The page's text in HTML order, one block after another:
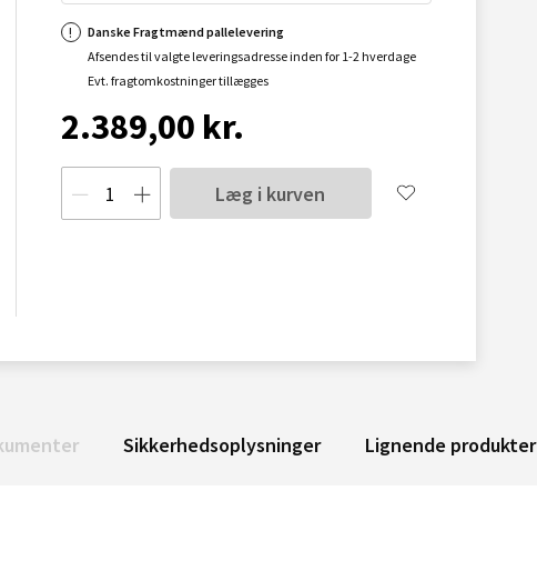
Danske Fragtmænd pallelevering
Afsendes til valgte leveringsadresse inden for 1-2 hverdage
Evt. fragtomkostninger tillægges
2.389,00 kr.
Læg i kurven
Sikkerhedsoplysninger Lignende produkter